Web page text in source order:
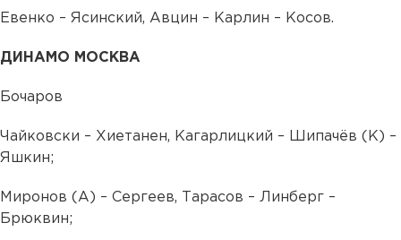
Евенко – Ясинский, Авцин – Карлин – Косов.
ДИНАМО МОСКВА
Бочаров
Чайковски – Хиетанен, Кагарлицкий – Шипачёв (К) –
Яшкин;
Миронов (А) – Сергеев, Тарасов – Линберг –
Брюквин;